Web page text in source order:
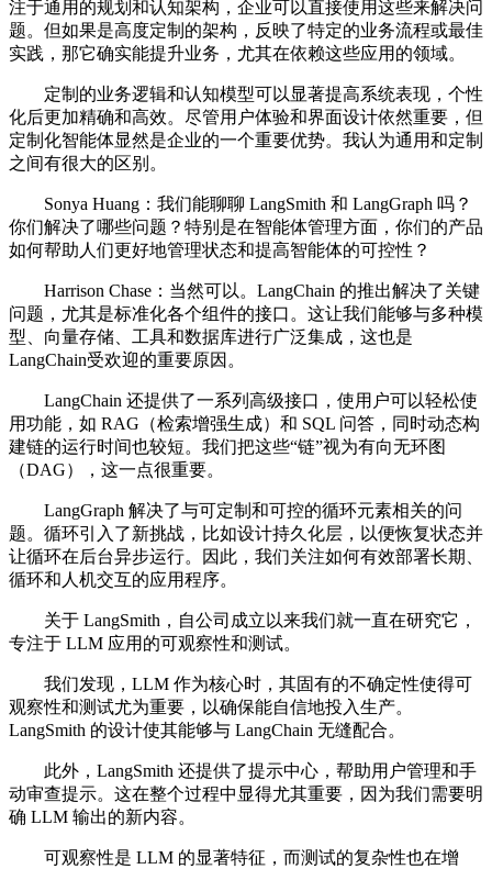
注于通用的规划和认知架构，企业可以直接使用这些来解决问
题。但如果是高度定制的架构，反映了特定的业务流程或最佳
实践，那它确实能提升业务，尤其在依赖这些应用的领域。
定制的业务逻辑和认知模型可以显著提高系统表现，个性
化后更加精确和高效。尽管用户体验和界面设计依然重要，但
定制化智能体显然是企业的一个重要优势。我认为通用和定制
之间有很大的区别。
Sonya Huang：我们能聊聊 LangSmith 和 LangGraph 吗？
你们解决了哪些问题？特别是在智能体管理方面，你们的产品
如何帮助人们更好地管理状态和提高智能体的可控性？
Harrison Chase：当然可以。LangChain 的推出解决了关键
问题，尤其是标准化各个组件的接口。这让我们能够与多种模
型、向量存储、工具和数据库进行广泛集成，这也是
LangChain受欢迎的重要原因。
LangChain 还提供了一系列高级接口，使用户可以轻松使
用功能，如 RAG（检索增强生成）和 SQL 问答，同时动态构
建链的运行时间也较短。我们把这些“链”视为有向无环图
（DAG），这一点很重要。
LangGraph 解决了与可定制和可控的循环元素相关的问
题。循环引入了新挑战，比如设计持久化层，以便恢复状态并
让循环在后台异步运行。因此，我们关注如何有效部署长期、
循环和人机交互的应用程序。
关于 LangSmith，自公司成立以来我们就一直在研究它，
专注于 LLM 应用的可观察性和测试。
我们发现，LLM 作为核心时，其固有的不确定性使得可
观察性和测试尤为重要，以确保能自信地投入生产。
LangSmith 的设计使其能够与 LangChain 无缝配合。
此外，LangSmith 还提供了提示中心，帮助用户管理和手
动审查提示。这在整个过程中显得尤其重要，因为我们需要明
确 LLM 输出的新内容。
可观察性是 LLM 的显著特征，而测试的复杂性也在增